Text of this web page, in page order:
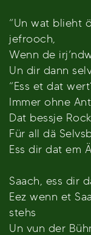
“Un wat blieht
jefrooch,
Wenn de
Un dir dann
“Ess et dat
Immer ohne
Dat bessje Rock
Für all dä
Ess dir dat em
Saach, ess dir
Eez wenn et
stehs
Un vun der